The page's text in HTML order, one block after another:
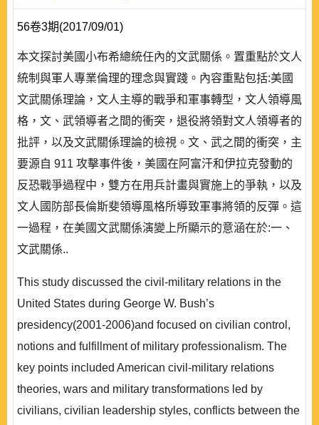
56卷3期(2017/09/01)
本文探討美國小布希總統任內的文武關係。置重點於文人
統制與軍人專業倫理的理念與實踐。內容重點包括:美國
文武關係理論，文人主導的戰爭和軍事轉型，文人領導風
格，文、武領導者之間的衝突，退役將領對文人領導者的
批評，以及文武關係理論的檢視。文、武之間的衝突，主
要源自 911 攻擊事件後，美國在阿富汗和伊拉克發動的
反恐戰爭過程中，雙方在用兵計畫與實施上的爭執，以及
文人國防部長倫斯斐領導風格所導致軍事將領的反彈。這
一過程，在美國文武關係演變上所顯示的意涵在於:一、
文武關係..
This study discussed the civil-military relations in the
United States during George W. Bush’s
presidency(2001-2006)and focused on civilian control,
notions and fulfillment of military professionalism. The
key points included American civil-military relations
theories, wars and military transformations led by
civilians, civilian leadership styles, conflicts between the